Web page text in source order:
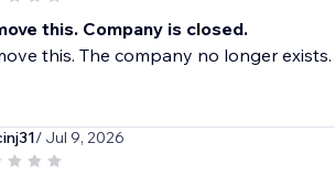
this. Company is closed.
this. The company no longer
/ Jul 9, 2026